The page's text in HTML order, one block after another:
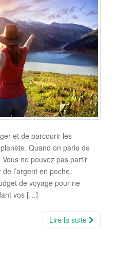
et de parcourir les
Quand on parle de
ne pouvez pas partir
l’argent en poche.
de voyage pour ne
vos […]
Lire la suite